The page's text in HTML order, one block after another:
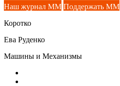
Наш журнал ММ Поддержать ММ
Коротко
Ева Руденко
Машины и Механизмы